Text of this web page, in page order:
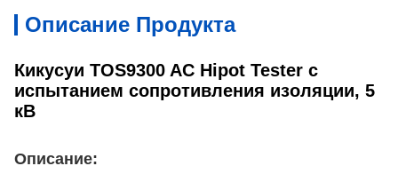
Описание Продукта
Кикусуи TOS9300 AC Hipot Tester с
испытанием сопротивления изоляции, 5
кВ
Описание: